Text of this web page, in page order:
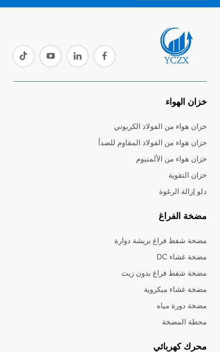
خزان الهواء
خزان هواء من الفولاذ الكربوني
خزان هواء من الفولاذ المقاوم للصدأ
خزان هواء من الألمنيوم
خزان التقوية
دلو إزالة الرغوة
مضخة الفراغ
مضخة شفط فراغ بريشة دوارة
مضخة غشاء DC
مضخة شفط فراغ بدون زيت
مضخة غشاء ميكروية
مضخة دورة مياه
محطة المضخة
محرك كهربائي